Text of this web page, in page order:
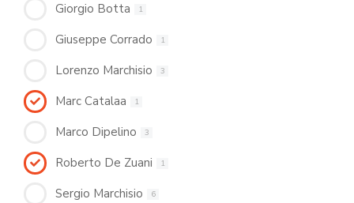
Giorgio Botta 1
Giuseppe Corrado 1
Lorenzo Marchisio 3
Marc Catalaa 1
Marco Dipelino 3
Roberto De Zuani 1
Sergio Marchisio 6